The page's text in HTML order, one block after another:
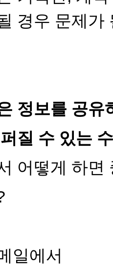
경우 문제
정보를 공유
질 수 있는
어떻게 하
일에서